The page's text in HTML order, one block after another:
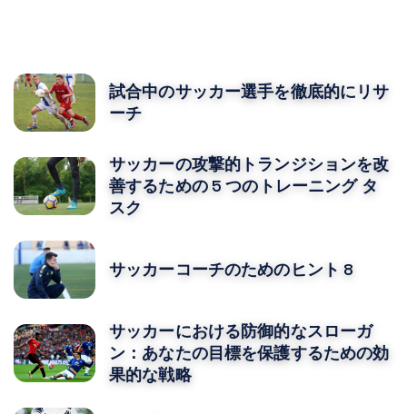
試合中のサッカー選手を徹底的にリサ
ーチ
サッカーの攻撃的トランジションを改
善するための 5 つのトレーニング タ
スク
サッカーコーチのためのヒント 8
サッカーにおける防御的なスローガ
ン：あなたの目標を保護するための効
果的な戦略